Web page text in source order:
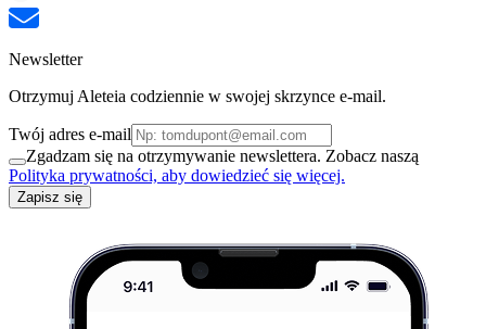
Newsletter
Otrzymuj Aleteia codziennie w swojej skrzynce e-mail.
Twój adres e-mail
Zgadzam się na otrzymywanie newslettera. Zobacz naszą
Polityka prywatności, aby dowiedzieć się więcej.
Zapisz się